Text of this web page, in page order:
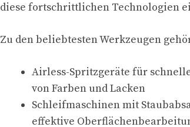
diese fortschrittlichen Technologien
Zu den beliebtesten Werkzeugen
Airless-Spritzgeräte für
von Farben und Lacken
Schleifmaschinen mit
effektive